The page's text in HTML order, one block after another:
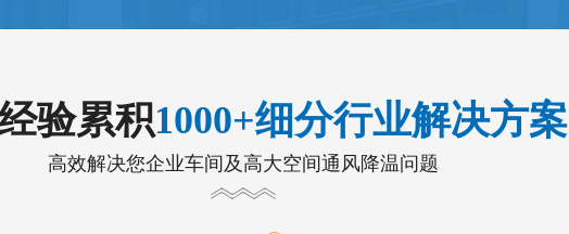
验累积1000+细分行业解决方案
高效解决您企业车间及高大空间通风降温问题